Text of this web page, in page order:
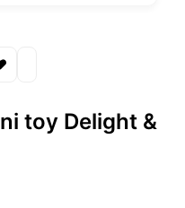
toy Delight &